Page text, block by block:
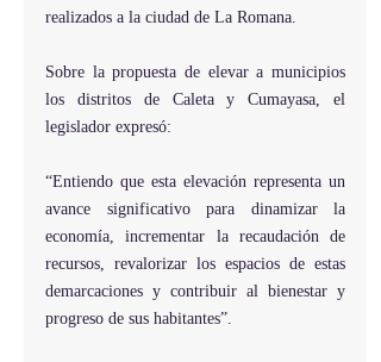
realizados a la ciudad de La Romana.
Sobre la propuesta de elevar a municipios
los distritos de Caleta y Cumayasa, el
legislador expresó:
“Entiendo que esta elevación representa un
avance significativo para dinamizar la
economía, incrementar la recaudación de
recursos, revalorizar los espacios de estas
demarcaciones y contribuir al bienestar y
progreso de sus habitantes”.